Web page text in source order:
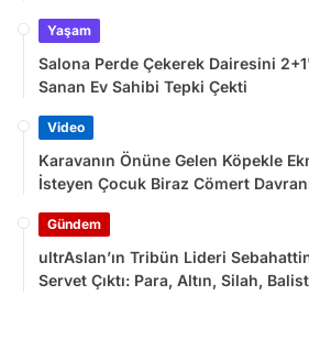
Yaşam
Salona Perde Çekerek Dairesini
Sanan Ev Sahibi Tepki Çekti
Video
Karavanın Önüne Gelen Köpekle
İsteyen Çocuk Biraz Cömert
Gündem
ultrAslan’ın Tribün Lideri
Servet Çıktı: Para, Altın, Silah,